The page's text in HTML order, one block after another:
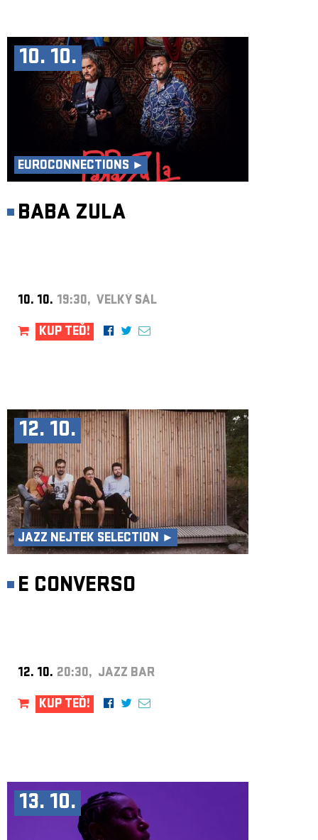
10. 10.
EUROCONNECTIONS ►
BABA ZULA
10. 10. 19:30, VELKÝ SÁL
KUP TEĎ!
12. 10.
JAZZ NEJTEK SELECTION ►
E CONVERSO
12. 10. 20:30, JAZZ BAR
KUP TEĎ!
13. 10.